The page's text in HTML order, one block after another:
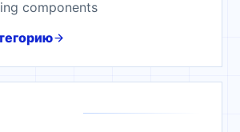
components